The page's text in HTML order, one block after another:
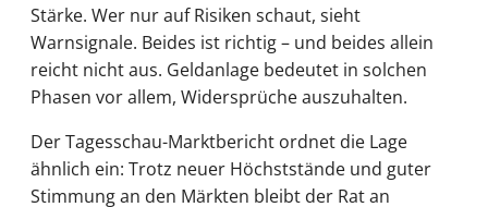
Stärke. Wer nur auf Risiken schaut, sieht
Warnsignale. Beides ist richtig – und beides allein
reicht nicht aus. Geldanlage bedeutet in solchen
Phasen vor allem, Widersprüche auszuhalten.
Der Tagesschau-Marktbericht ordnet die Lage
ähnlich ein: Trotz neuer Höchststände und guter
Stimmung an den Märkten bleibt der Rat an